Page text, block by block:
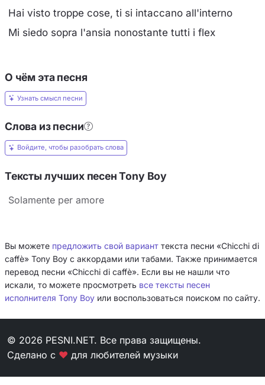
Hai visto troppe cose, ti si intaccano all'interno
Mi siedo sopra l'ansia nonostante tutti i flex
О чём эта песня
Узнать смысл песни
Слова из песни
Войдите, чтобы разобрать слова
Тексты лучших песен Tony Boy
Solamente per amore
Вы можете предложить свой вариант текста песни «Chicchi di
caffè» Tony Boy с аккордами или табами. Также принимается
перевод песни «Chicchi di caffè». Если вы не нашли что
искали, то можете просмотреть все тексты песен
исполнителя Tony Boy или воспользоваться поиском по сайту.
© 2026 PESNI.NET. Все права защищены.
Сделано с ❤ для любителей музыки